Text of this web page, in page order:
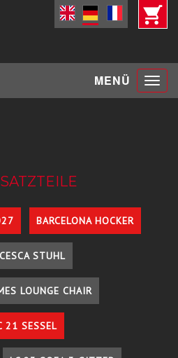
MENÜ Toggle
BARCELONA HOCKER
CESCA STUHL
LOUNGE CHAIR
21 SESSEL